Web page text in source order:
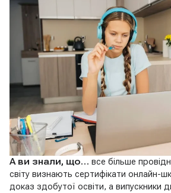
А ви знали, що… все більше
світу визнають сертифікати онлайн-
доказ здобутої освіти, а випускники